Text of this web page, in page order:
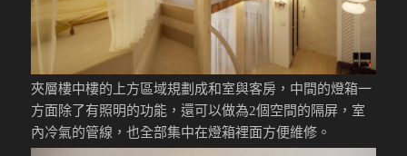
夾層樓中樓的上方區域規劃成和室與客房，中間的燈箱一
方面除了有照明的功能，還可以做為2個空間的隔屏，室
內冷氣的管線，也全部集中在燈箱裡面方便維修。